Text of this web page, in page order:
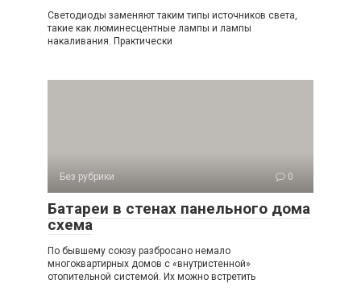
Светодиоды заменяют таким типы источников света,
такие как люминесцентные лампы и лампы
накаливания. Практически
Без рубрики 0
Батареи в стенах панельного дома
схема
По бывшему союзу разбросано немало
многоквартирных домов с «внутристенной»
отопительной системой. Их можно встретить